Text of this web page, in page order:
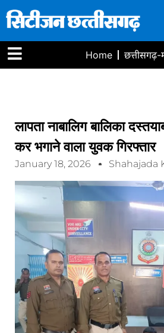
Home छत्तीसगढ़-
लापता नाबालिग बालिका
कर भगाने वाला युवक गिरफ्तार
January 18, 2026 Shahajada